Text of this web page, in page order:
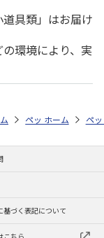
具類」はお届け
環境により、実
おやつ（小動物用）
おもちゃ・おやつ（
ア おもちゃ お
ペットストア お
ホーム ペ
基づく表記について